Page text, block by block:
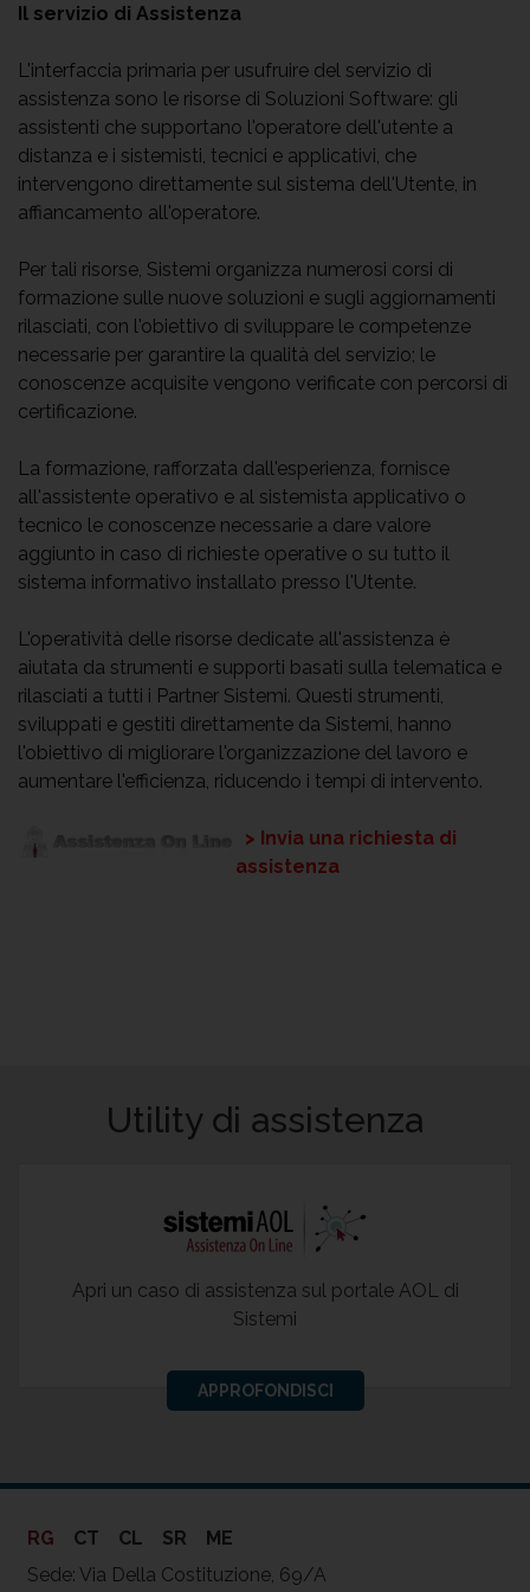
Il servizio di Assistenza
L'interfaccia primaria per usufruire del servizio di
assistenza sono le risorse di Soluzioni Software: gli
assistenti che supportano l'operatore dell'utente a
distanza e i sistemisti, tecnici e applicativi, che
intervengono direttamente sul sistema dell'Utente, in
affiancamento all'operatore.
Per tali risorse, Sistemi organizza numerosi corsi di
formazione sulle nuove soluzioni e sugli aggiornamenti
rilasciati, con l'obiettivo di sviluppare le competenze
necessarie per garantire la qualità del servizio; le
conoscenze acquisite vengono verificate con percorsi di
certificazione.
La formazione, rafforzata dall'esperienza, fornisce
all'assistente operativo e al sistemista applicativo o
tecnico le conoscenze necessarie a dare valore
aggiunto in caso di richieste operative o su tutto il
sistema informativo installato presso l'Utente.
L'operatività delle risorse dedicate all'assistenza è
aiutata da strumenti e supporti basati sulla telematica e
rilasciati a tutti i Partner Sistemi. Questi strumenti,
sviluppati e gestiti direttamente da Sistemi, hanno
l'obiettivo di migliorare l'organizzazione del lavoro e
aumentare l'efficienza, riducendo i tempi di intervento.
> Invia una richiesta di
assistenza
Utility di assistenza
Apri un caso di assistenza sul portale AOL di
Sistemi
APPROFONDISCI
RG CT CL SR
ME
Sede: Via Della Costituzione, 69/A